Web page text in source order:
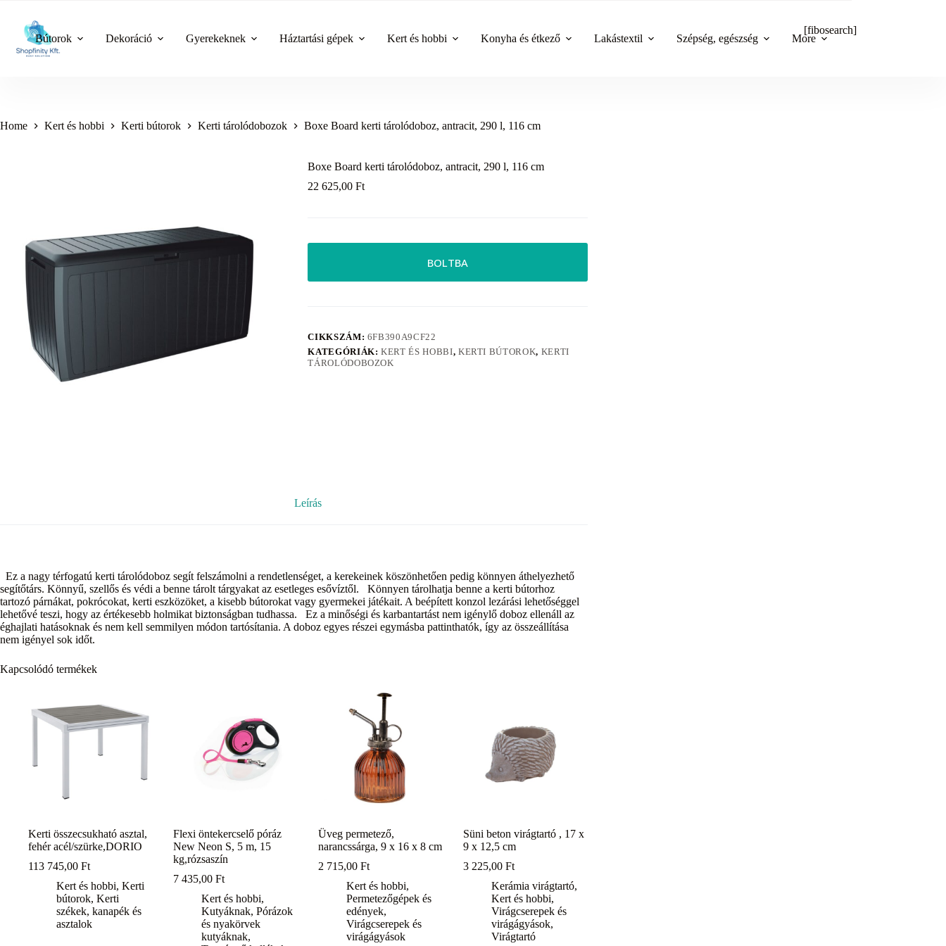
content
Bútorok Dekoráció Gyerekeknek Háztartási gépek Kert és hobbi Konyha és étkező Lakástextil Szépség, egészség More
[fibosearch]
Home Kert és hobbi Kerti bútorok Kerti tárolódobozok Boxe Board kerti tárolódoboz, antracit, 290 l, 116 cm
Boxe Board kerti tárolódoboz, antracit, 290 l, 116 cm
22 625,00Ft
BOLTBA
CIKKSZÁM: 6FB390A9CF22
KATEGÓRIÁK:KERT ÉS HOBBI, KERTI BÚTOROK, KERTI
TÁROLÓDOBOZOK
Leírás
Ez a nagy térfogatú kerti tárolódoboz segít felszámolni a rendetlenséget, a kerekeinek köszönhetően pedig könnyen áthelyezhető
segítőtárs. Könnyű, szellős és védi a benne tárolt tárgyakat az esetleges esővíztől. Könnyen tárolhatja benne a kerti bútorhoz
tartozó párnákat, pokrócokat, kerti eszközöket, a kisebb bútorokat vagy gyermekei játékait. A beépített konzol lezárási lehetőséggel
lehetővé teszi, hogy az értékesebb holmikat biztonságban tudhassa. Ez a minőségi és karbantartást nem igénylő doboz ellenáll az
éghajlati hatásoknak és nem kell semmilyen módon tartósítania. A doboz egyes részei egymásba pattinthatók, így az összeállítása
nem igényel sok időt.
Kapcsolódó termékek
Kerti összecsukható asztal,
fehér acél/szürke,DORIO
113 745,00 Ft
Kert és hobbi, Kerti
bútorok, Kerti
székek, kanapék és
asztalok
Flexi öntekercselő póráz
New Neon S, 5 m, 15
kg,rózsaszín
7 435,00Ft
Kert és hobbi,
Kutyáknak,Pórázok
és nyakörvek
kutyáknak,
Üveg permetező,
narancssárga, 9 x 16 x 8 cm
2 715,00Ft
Kert és hobbi,
Permetezőgépek és
edények,
Virágcserepek és
virágágyások
Süni beton virágtartó , 17 x
9 x 12,5 cm
3 225,00Ft
Kerámia virágtartó,
Kert és hobbi,
Virágcserepek és
virágágyások,
Virágtartó